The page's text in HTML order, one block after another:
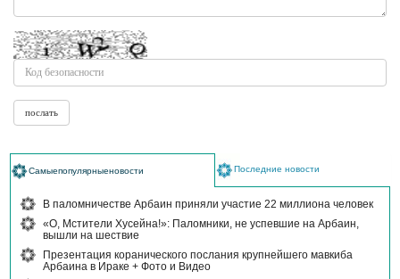
Самыепопулярныеновости Последние новости
В паломничестве Арбаин приняли участие 22 миллиона человек
«О, Мстители Хусейна!»: Паломники, не успевшие на Арбаин,
вышли на шествие
Презентация коранического послания крупнейшего мавкиба
Арбаина в Ираке + Фото и Видео